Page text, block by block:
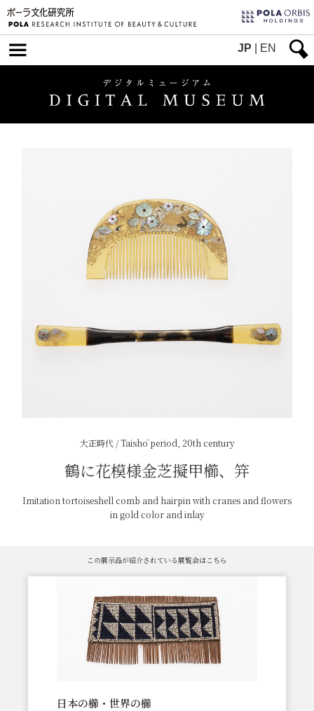
JP EN
大正時代 / Taishō period, 20th century
鶴に花模様金芝擬甲櫛、笄
Imitation tortoiseshell comb and hairpin with cranes and flowers
in gold color and inlay
この展示品が紹介されている展覧会はこちら
日本の櫛・世界の櫛